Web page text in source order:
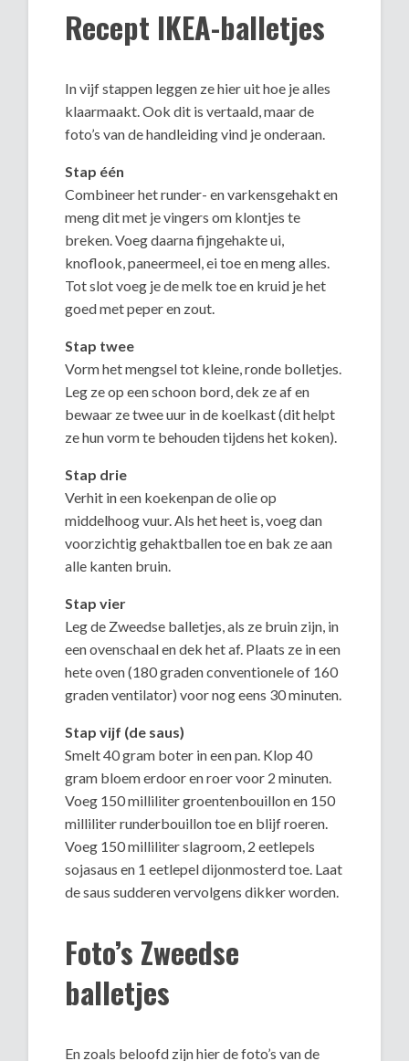
Recept IKEA-balletjes
In vijf stappen leggen ze hier uit hoe je alles
klaarmaakt. Ook dit is vertaald, maar de
foto’s van de handleiding vind je onderaan.
Stap één
Combineer het runder- en varkensgehakt en
meng dit met je vingers om klontjes te
breken. Voeg daarna fijngehakte ui,
knoflook, paneermeel, ei toe en meng alles.
Tot slot voeg je de melk toe en kruid je het
goed met peper en zout.
Stap twee
Vorm het mengsel tot kleine, ronde bolletjes.
Leg ze op een schoon bord, dek ze af en
bewaar ze twee uur in de koelkast (dit helpt
ze hun vorm te behouden tijdens het koken).
Stap drie
Verhit in een koekenpan de olie op
middelhoog vuur. Als het heet is, voeg dan
voorzichtig gehaktballen toe en bak ze aan
alle kanten bruin.
Stap vier
Leg de Zweedse balletjes, als ze bruin zijn, in
een ovenschaal en dek het af. Plaats ze in een
hete oven (180 graden conventionele of 160
graden ventilator) voor nog eens 30 minuten.
Stap vijf (de saus)
Smelt 40 gram boter in een pan. Klop 40
gram bloem erdoor en roer voor 2 minuten.
Voeg 150 milliliter groentenbouillon en 150
milliliter runderbouillon toe en blijf roeren.
Voeg 150 milliliter slagroom, 2 eetlepels
sojasaus en 1 eetlepel dijonmosterd toe. Laat
de saus sudderen vervolgens dikker worden.
Foto’s Zweedse
balletjes
En zoals beloofd zijn hier de foto’s van de